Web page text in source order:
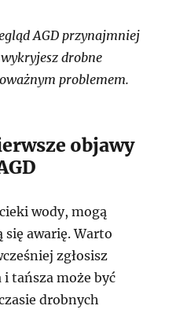
AGD przynajmniej
drobne
problemem.
objawy
wody, mogą
się awarię. Warto
zgłosisz
tańsza może być
drobnych